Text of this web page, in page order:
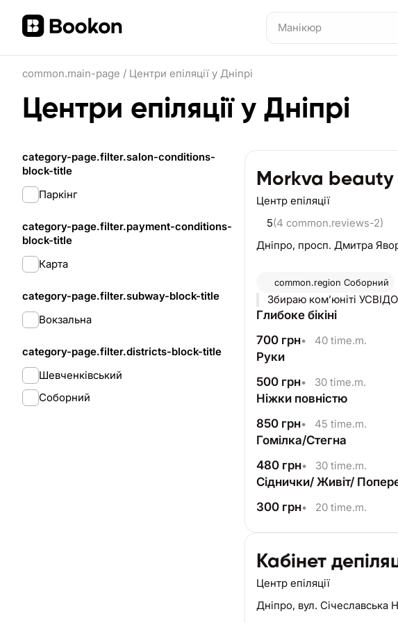
common.main-page / Центри епіляції у Дніпрі
Центри епіляції у Дніпрі
category-page.filter.salon-conditions-
block-title
Паркінг
category-page.filter.payment-conditions-
block-title
Карта
category-page.filter.subway-block-title
Вокзальна
category-page.filter.districts-block-title
Шевченківський
Соборний
Morkva beauty
Центр епіляції
5(4 common.reviews-2)
Дніпро, просп. Дмитра
common.region Соборний
Збираю комʼюніті
Глибоке бікіні
700 грн• 40 time.m.
Руки
500 грн• 30 time.m.
Ніжки повністю
850 грн• 45 time.m.
Гомілка/Стегна
480 грн• 30 time.m.
Сіднички/ Живіт/
300 грн• 20 time.m.
Кабінет
Центр епіляції
Дніпро, вул. Січеславська